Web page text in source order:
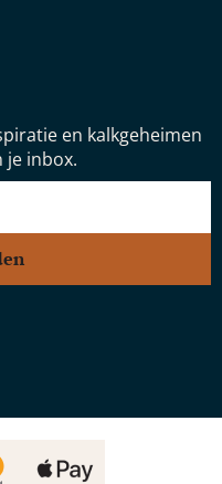
en kalkgeheimen
je inbox.